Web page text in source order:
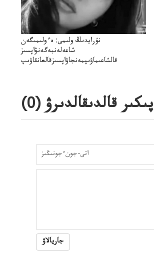
نۇرايدىڭ ولىمى: ەءولىمىگەن
شاعەلەنبەگەنۋاپسىز
قالشاعىماۋىپمەنجاۋاپسىزقالعانقاۋىپ
پىكىر قالدىقالدىرۋ (0
)
جاريالاۋ